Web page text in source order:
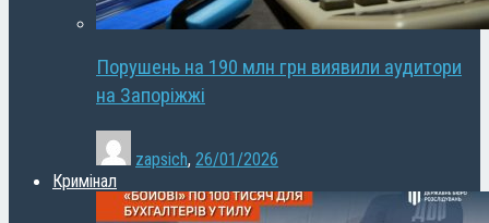
Порушень на 190 млн грн виявили аудитори
на Запоріжжі
zapsich, 26/01/2026
Кримінал